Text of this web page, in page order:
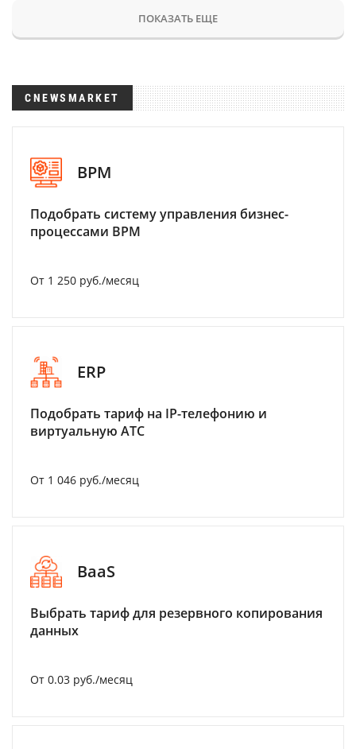
ПОКАЗАТЬ ЕЩЕ
CNEWSMARKET
BPM
Подобрать систему управления бизнес-
процессами BPM
От 1 250 руб./месяц
ERP
Подобрать тариф на IP-телефонию и
виртуальную АТС
От 1 046 руб./месяц
BaaS
Выбрать тариф для резервного копирования
данных
От 0.03 руб./месяц